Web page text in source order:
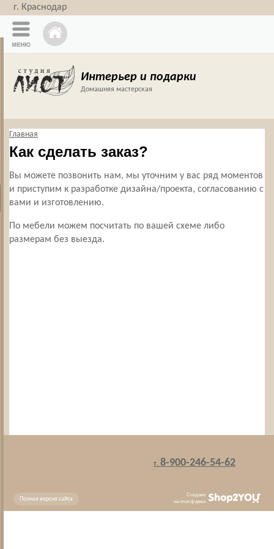
г. Краснодар
Интерьер и подарки
Домашняя мастерская
Главная
Как сделать заказ?
Вы можете позвонить нам, мы уточним у вас ряд моментов
и приступим к разработке дизайна/проекта, согласованию с
вами и изготовлению.
По мебели можем посчитать по вашей схеме либо
размерам без выезда.
т. 8-900-246-54-62
Создано
на платформе
Полная версия сайта